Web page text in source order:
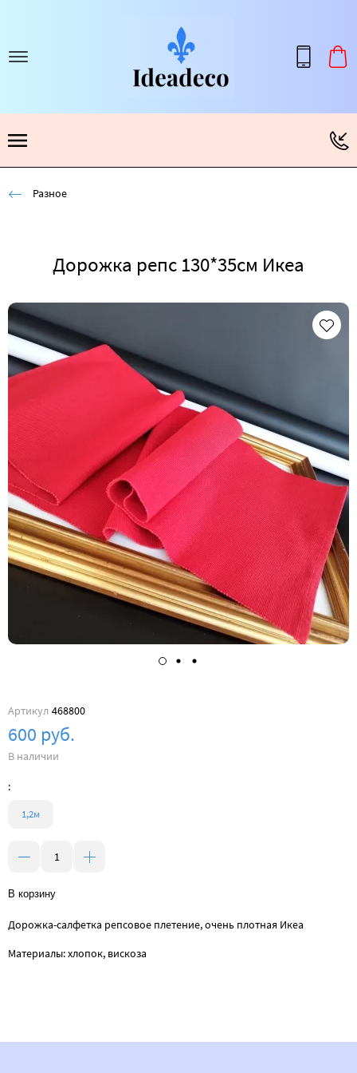
Разное
Дорожка репс 130*35см Икеа
Артикул 468800
600 руб.
В наличии
:
1,2м
В корзину
Дорожка-салфетка репсовое плетение, очень плотная Икеа
Материалы: хлопок, вискоза